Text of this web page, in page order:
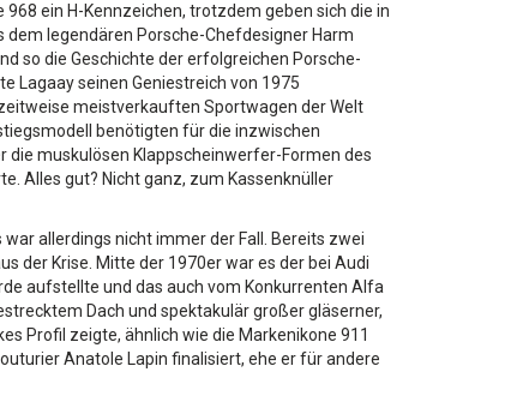
ein H-Kennzeichen, trotzdem geben sich die in
legendären Porsche-Chefdesigner Harm
so die Geschichte der erfolgreichen Porsche-
Lagaay seinen Geniestreich von 1975
meistverkauften Sportwagen der Welt
benötigten für die inzwischen
die muskulösen Klappscheinwerfer-Formen des
Alles gut? Nicht ganz, zum Kassenknüller
allerdings nicht immer der Fall. Bereits zwei
der Krise. Mitte der 1970er war es der bei Audi
aufstellte und das auch vom Konkurrenten Alfa
Dach und spektakulär großer gläserner,
Profil zeigte, ähnlich wie die Markenikone 911
Anatole Lapin finalisiert, ehe er für andere